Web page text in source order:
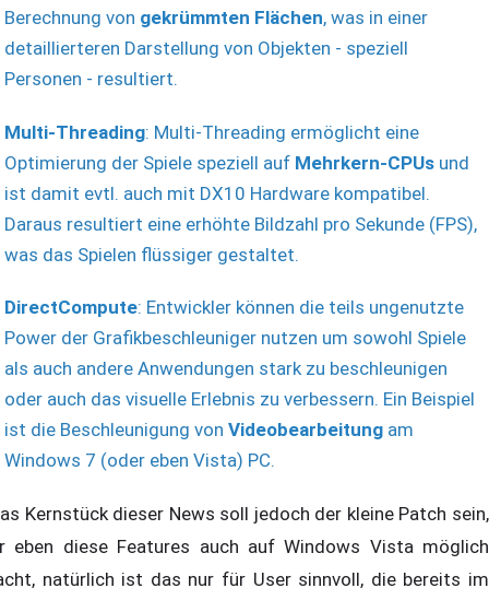
Berechnung von gekrümmten Flächen, was in einer
detaillierteren Darstellung von Objekten - speziell
Personen - resultiert.
Multi-Threading: Multi-Threading ermöglicht eine
Optimierung der Spiele speziell auf Mehrkern-CPUs und
ist damit evtl. auch mit DX10 Hardware kompatibel.
Daraus resultiert eine erhöhte Bildzahl pro Sekunde (FPS),
was das Spielen flüssiger gestaltet.
DirectCompute: Entwickler können die teils ungenutzte
Power der Grafikbeschleuniger nutzen um sowohl Spiele
als auch andere Anwendungen stark zu beschleunigen
oder auch das visuelle Erlebnis zu verbessern. Ein Beispiel
ist die Beschleunigung von Videobearbeitung am
Windows 7 (oder eben Vista) PC.
Kernstück dieser News soll jedoch der kleine Patch sein,
eben diese Features auch auf Windows Vista möglich
natürlich ist das nur für User sinnvoll, die bereits im